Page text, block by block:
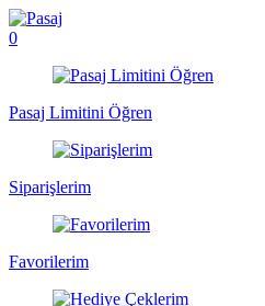
0
Pasaj Limitini Öğren
Siparişlerim
Favorilerim